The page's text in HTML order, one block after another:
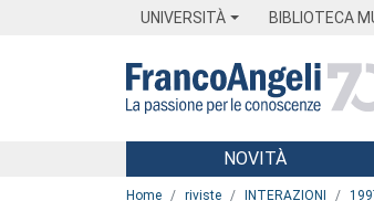
UNIVERSITÀ BIBLIOTECA
Menu
NOVITÀ
Home riviste INTERAZIONI